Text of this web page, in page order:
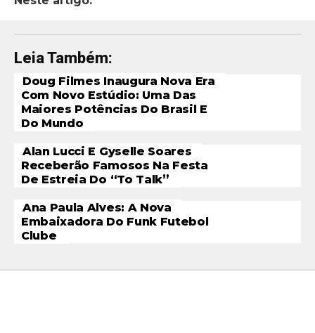
Leia Também:
Doug Filmes Inaugura Nova Era
Com Novo Estúdio: Uma Das
Maiores Potências Do Brasil E
Do Mundo
Alan Lucci E Gyselle Soares
Receberão Famosos Na Festa
De Estreia Do “To Talk”
Ana Paula Alves: A Nova
Embaixadora Do Funk Futebol
Clube